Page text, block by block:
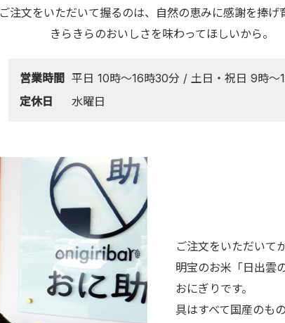
ご注文をいただいて握るのは、 自然の恵みに感謝を捧げ
きらきらのおいしさを味わってほしいから。
営業時間 平日 10時～16時30分 / 土日・祝日 9時～
定休日
水曜日
ご注文をいただいて
明宝のお米「日出雲
おにぎりです。
具はすべて国産のも